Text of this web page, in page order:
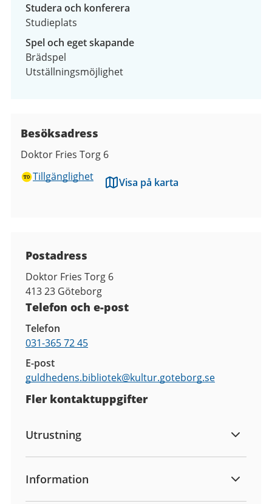
Studera och konferera
Studieplats
Spel och eget skapande
Brädspel
Utställningsmöjlighet
Besöksadress
Doktor Fries Torg 6
Tillgänglighet
Visa på karta
Postadress
Doktor Fries Torg 6
413 23 Göteborg
Telefon och e-post
Telefon
031-365 72 45
E-post
guldhedens.bibliotek@kultur.goteborg.se
Fler kontaktuppgifter
Utrustning
Information